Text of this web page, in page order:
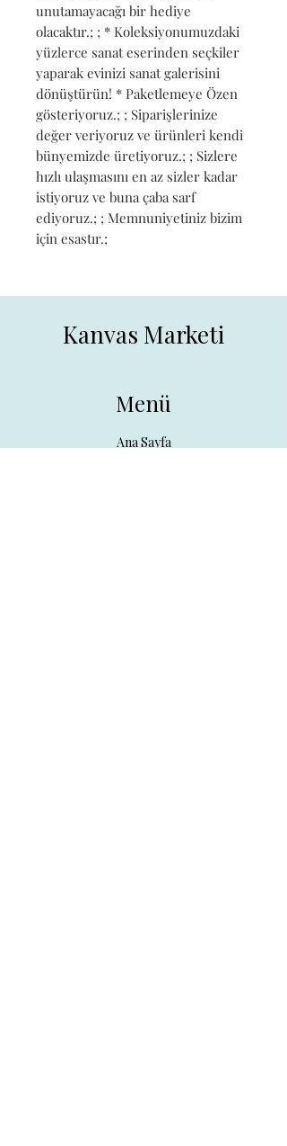
unutamayacağı bir hediye
olacaktır.; ; * Koleksiyonumuzdaki
yüzlerce sanat eserinden seçkiler
yaparak evinizi sanat galerisini
dönüştürün! * Paketlemeye Özen
gösteriyoruz.; ; Siparişlerinize
değer veriyoruz ve ürünleri kendi
bünyemizde üretiyoruz.; ; Sizlere
hızlı ulaşmasını en az sizler kadar
istiyoruz ve buna çaba sarf
ediyoruz.; ; Memnuniyetiniz bizim
için esastır.;
Kanvas Marketi
Menü
Ana Sayfa